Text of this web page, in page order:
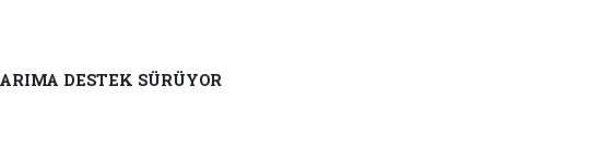
DESTEK SÜRÜYOR